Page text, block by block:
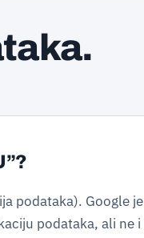
podataka). Google je
podataka, ali ne i